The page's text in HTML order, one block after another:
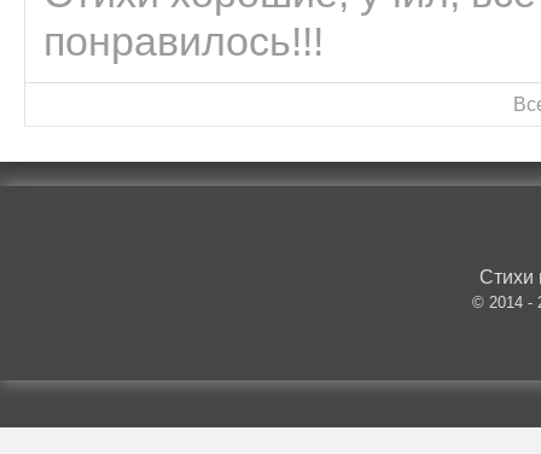
понравилось!!!
Стихи
© 2014 -